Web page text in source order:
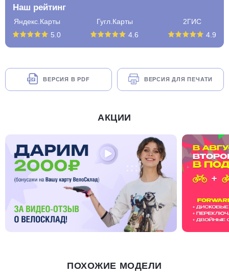
Наш рейтинг
Яндекс.Карты
5.0
Гугл.Карты
4.6
2ГИС
4.9
ВЕРСИЯ В PDF ВЕРСИЯ ДЛЯ ПЕЧАТИ
АКЦИИ
ПОХОЖИЕ МОДЕЛИ